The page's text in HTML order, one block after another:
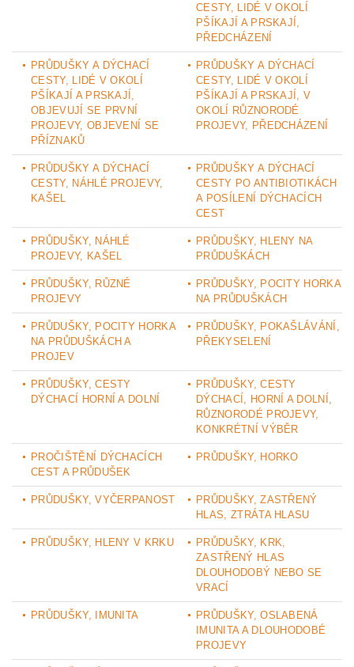
CESTY, LIDÉ V OKOLÍ
PŠÍKAJÍ A PRSKAJÍ,
PŘEDCHÁZENÍ
PRŮDUŠKY A DÝCHACÍ
CESTY, LIDÉ V OKOLÍ
PŠÍKAJÍ A PRSKAJÍ,
OBJEVUJÍ SE PRVNÍ
PROJEVY, OBJEVENÍ SE
PŘÍZNAKŮ
PRŮDUŠKY A DÝCHACÍ
CESTY, LIDÉ V OKOLÍ
PŠÍKAJÍ A PRSKAJÍ, V
OKOLÍ RŮZNORODÉ
PROJEVY, PŘEDCHÁZENÍ
PRŮDUŠKY A DÝCHACÍ
CESTY, NÁHLÉ PROJEVY,
KAŠEL
PRŮDUŠKY A DÝCHACÍ
CESTY PO ANTIBIOTIKÁCH
A POSÍLENÍ DÝCHACÍCH
CEST
PRŮDUŠKY, NÁHLÉ
PROJEVY, KAŠEL
PRŮDUŠKY, HLENY NA
PRŮDUŠKÁCH
PRŮDUŠKY, RŮZNÉ
PROJEVY
PRŮDUŠKY, POCITY HORKA
NA PRŮDUŠKÁCH
PRŮDUŠKY, POCITY HORKA
NA PRŮDUŠKÁCH A
PROJEV
PRŮDUŠKY, POKAŠLÁVÁNÍ,
PŘEKYSELENÍ
PRŮDUŠKY, CESTY
DÝCHACÍ HORNÍ A DOLNÍ
PRŮDUŠKY, CESTY
DÝCHACÍ, HORNÍ A DOLNÍ,
RŮZNORODÉ PROJEVY,
KONKRÉTNÍ VÝBĚR
PROČIŠTĚNÍ DÝCHACÍCH
CEST A PRŮDUŠEK
PRŮDUŠKY, HORKO
PRŮDUŠKY, VYČERPANOST
PRŮDUŠKY, ZASTŘENÝ
HLAS, ZTRÁTA HLASU
PRŮDUŠKY, HLENY V KRKU
PRŮDUŠKY, KRK,
ZASTŘENÝ HLAS
DLOUHODOBÝ NEBO SE
VRACÍ
PRŮDUŠKY, IMUNITA
PRŮDUŠKY, OSLABENÁ
IMUNITA A DLOUHODOBÉ
PROJEVY